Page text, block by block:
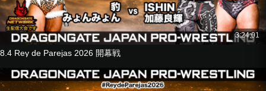
GuC
@ KEY
vs
Hyo
JACKY KAMEI
Riiita
Mochizuki Junior
3:24:01
8.4 Rey de Parejas 2026 開幕戦